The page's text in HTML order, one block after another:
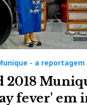
- a reportagem
2018
fever' em